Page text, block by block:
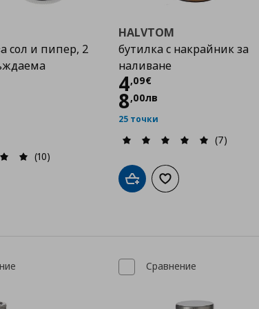
сол и пипер, 2
(10)
към списъка с любими
HALVTOM
бутилка с накрайник за
наливане
4,09€
Цена
8,00лв
25 точки
(7)
Добави в кошницата
Добави към
Сравнение